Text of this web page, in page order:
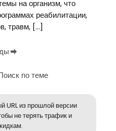
на организм, что
реабилитации,
травм, […]
по теме
URL из прошлой версии
не терять трафик и